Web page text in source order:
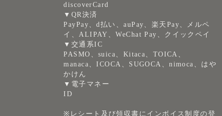
discoverCard
▼QR決済
PayPay、d払い、auPay、楽天Pay、メルペ
イ、ALIPAY、WeChat Pay、クイックペイ
▼交通系IC
PASMO、suica、Kitaca、TOICA、
manaca、ICOCA、SUGOCA、nimoca、はや
かけん
▼電子マネー
ID
※レシート及び領収書にインボイス制度の登